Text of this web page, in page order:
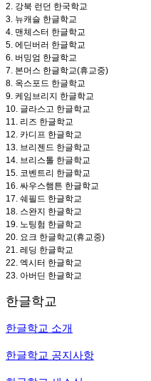
2. 강북 런던 한국학교
3. 뉴캐슬 한글학교
4. 맨체스터 한글학교
5. 에딘버러 한글학교
6. 버밍엄 한글학교
7. 본머스 한글학교(휴교중)
8. 옥스포드 한글학교
9. 케임브리지 한글학교
10. 글라스고 한글학교
11. 리즈 한글학교
12. 카디프 한글학교
13. 브리젠드 한글학교
14. 브리스톨 한글학교
15. 코벤트리 한글학교
16. 싸우스햄튼 한글학교
17. 쉐필드 한글학교
18. 스완지 한글학교
19. 노팅험 한글학교
20. 요크 한글학교(휴교중)
21. 레딩 한글학교
22. 엑시터 한글학교
23. 아버딘 한글학교
한글학교
한글학교 소개
한글학교 공지사항